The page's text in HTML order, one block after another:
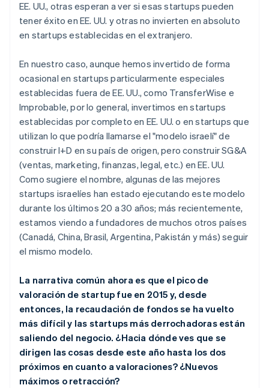
EE. UU., otras esperan a ver si esas startups pueden
tener éxito en EE. UU. y otras no invierten en absoluto
en startups establecidas en el extranjero.
En nuestro caso, aunque hemos invertido de forma
ocasional en startups particularmente especiales
establecidas fuera de EE. UU., como TransferWise e
Improbable, por lo general, invertimos en startups
establecidas por completo en EE. UU. o en startups que
utilizan lo que podría llamarse el "modelo israelí" de
construir I+D en su país de origen, pero construir SG&A
(ventas, marketing, finanzas, legal, etc.) en EE. UU.
Como sugiere el nombre, algunas de las mejores
startups israelíes han estado ejecutando este modelo
durante los últimos 20 a 30 años; más recientemente,
estamos viendo a fundadores de muchos otros países
(Canadá, China, Brasil, Argentina, Pakistán y más) seguir
el mismo modelo.
La narrativa común ahora es que el pico de
valoración de startup fue en 2015 y, desde
entonces, la recaudación de fondos se ha vuelto
más difícil y las startups más derrochadoras están
saliendo del negocio. ¿Hacia dónde ves que se
dirigen las cosas desde este año hasta los dos
próximos en cuanto a valoraciones? ¿Nuevos
máximos o retracción?